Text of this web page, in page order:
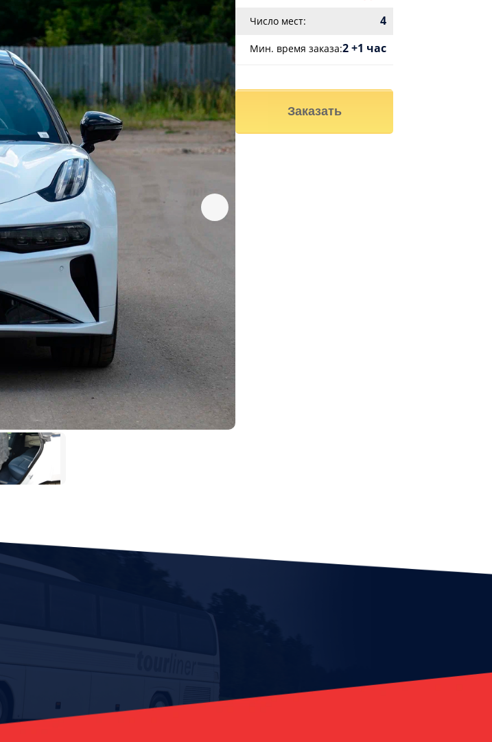
Число мест: 4
Мин. время заказа:2 +1 час
Заказать